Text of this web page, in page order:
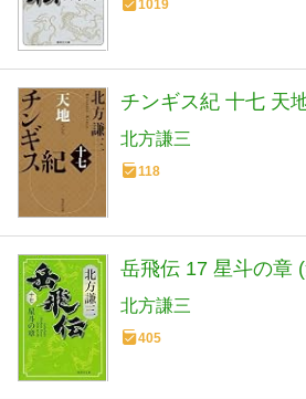
1019
チンギス紀 十七 天
北方謙三
118
岳飛伝 17 星斗の章
北方謙三
405